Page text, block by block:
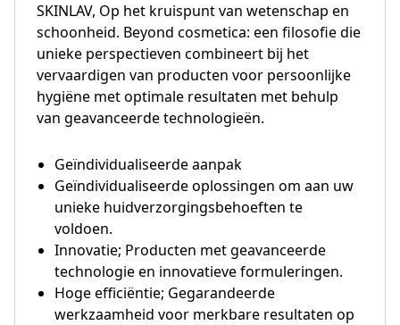
SKINLAV, Op het kruispunt van wetenschap en
schoonheid. Beyond cosmetica: een filosofie die
unieke perspectieven combineert bij het
vervaardigen van producten voor persoonlijke
hygiëne met optimale resultaten met behulp
van geavanceerde technologieën.
Geïndividualiseerde aanpak
Geïndividualiseerde oplossingen om aan uw
unieke huidverzorgingsbehoeften te
voldoen.
Innovatie; Producten met geavanceerde
technologie en innovatieve formuleringen.
Hoge efficiëntie; Gegarandeerde
werkzaamheid voor merkbare resultaten op